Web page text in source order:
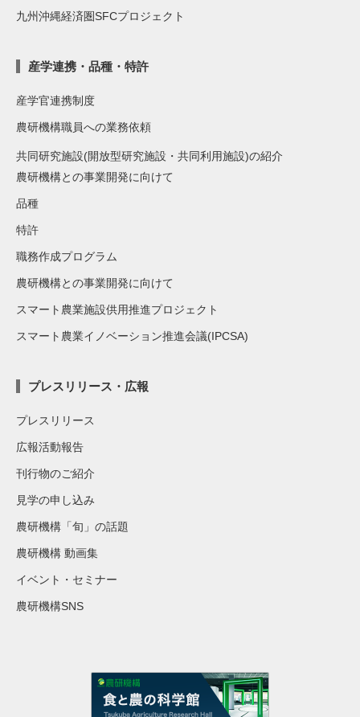
九州沖縄経済圏SFCプロジェクト
産学連携・品種・特許
産学官連携制度
農研機構職員への業務依頼
共同研究施設(開放型研究施設・共同利用施設)の紹介
農研機構との事業開発に向けて
品種
特許
職務作成プログラム
農研機構との事業開発に向けて
スマート農業施設供用推進プロジェクト
スマート農業イノベーション推進会議(IPCSA)
プレスリリース・広報
プレスリリース
広報活動報告
刊行物のご紹介
見学の申し込み
農研機構「旬」の話題
農研機構 動画集
イベント・セミナー
農研機構SNS